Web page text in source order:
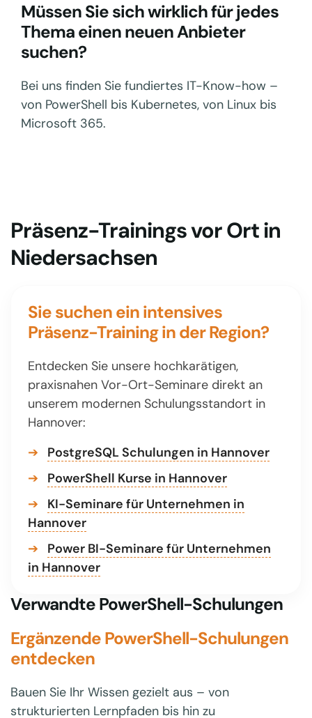
Müssen Sie sich wirklich für jedes
Thema einen neuen Anbieter
suchen?
Bei uns finden Sie fundiertes IT-Know-how –
von PowerShell bis Kubernetes, von Linux bis
Microsoft 365.
Präsenz-Trainings vor Ort in
Niedersachsen
Sie suchen ein intensives
Präsenz-Training in der Region?
Entdecken Sie unsere hochkarätigen,
praxisnahen Vor-Ort-Seminare direkt an
unserem modernen Schulungsstandort in
Hannover:
➔
PostgreSQL Schulungen in Hannover
➔
PowerShell Kurse in Hannover
➔
KI-Seminare für Unternehmen in
Hannover
➔
Power BI-Seminare für Unternehmen
in Hannover
Verwandte PowerShell-Schulungen
Ergänzende PowerShell-Schulungen
entdecken
Bauen Sie Ihr Wissen gezielt aus – von
strukturierten Lernpfaden bis hin zu